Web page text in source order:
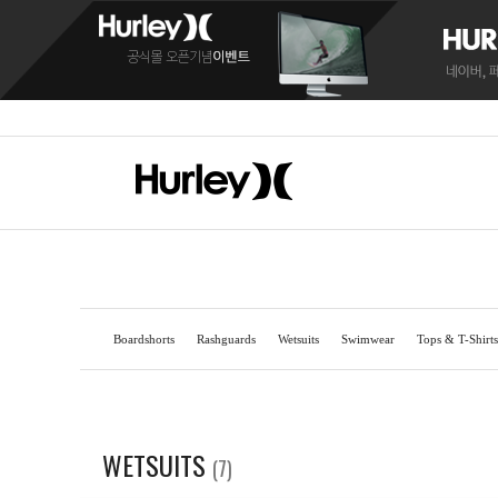
Boardshorts Rashguards Wetsuits Swimwear Tops & T-Shirts
WETSUITS (7)